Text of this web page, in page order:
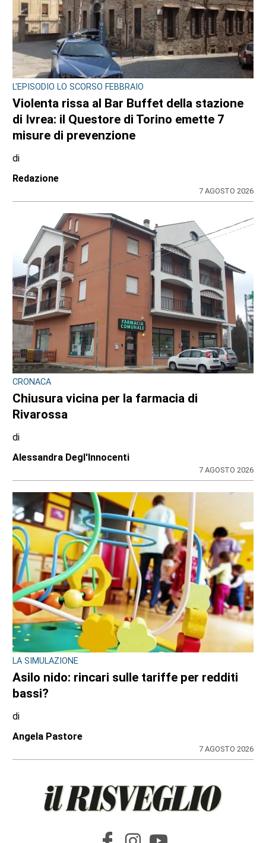
L'EPISODIO LO SCORSO FEBBRAIO
Violenta rissa al Bar Buffet della stazione
di Ivrea: il Questore di Torino emette 7
misure di prevenzione
di
Redazione
7 AGOSTO 2026
CRONACA
Chiusura vicina per la farmacia di
Rivarossa
di
Alessandra Degl'Innocenti
7 AGOSTO 2026
LA SIMULAZIONE
Asilo nido: rincari sulle tariffe per redditi
bassi?
di
Angela Pastore
7 AGOSTO 2026